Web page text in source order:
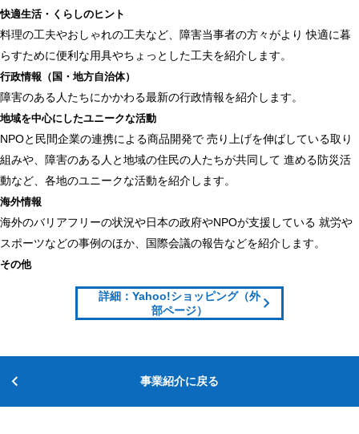
快適生活・くらしのヒント
料理の工夫やおしゃれの工夫など、障害当事者の方々がより 快適に暮
らすために便利な用具やちょっとした工夫を紹介します。
行政情報（国・地方自治体）
障害のある人たちにかかわる最新の行政情報を紹介します。
地域を中心にしたユニークな活動
NPOと民間企業の連携による商品開発で 売り上げを伸ばしている取り
組みや、障害のある人と地域の住民の人たちが共同して 進める防災活
動など、各地のユニークな活動を紹介します。
海外情報
海外のバリアフリーの状況や日本の政府やNPOが支援している 就労や
スポーツなどの事例のほか、国際会議の報告などを紹介します。
その他
詳細：Yahoo!ショッピング（外
部ページ）
事業紹介に戻る